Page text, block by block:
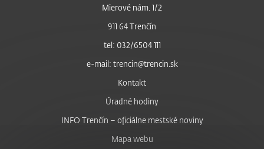
Mierové nám. 1/2
911 64 Trenčín
tel: 032/6504 111
e-mail: trencin@trencin.sk
Kontakt
Úradné hodiny
INFO Trenčín – oficiálne mestské noviny
Mapa webu